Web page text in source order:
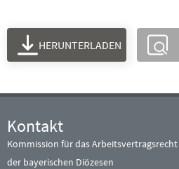
HERUNTERLADEN
Kontakt
Kommission für das Arbeitsvertragsrecht
der bayerischen Diözesen